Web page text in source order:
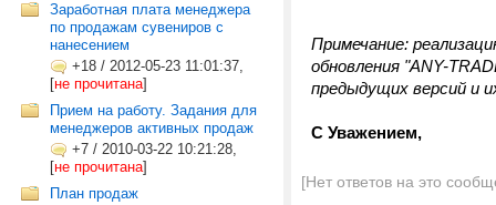
Заработная плата менеджера
по продажам сувениров с
нанесением
+18 / 2012-05-23 11:01:37,
[не прочитана]
Прием на работу. Задания для
менеджеров активных продаж
+7 / 2010-03-22 10:21:28,
[не прочитана]
План продаж
Примечание:
обновления "ANY-
предыдущих версий и
С Уважением,
[Нет ответов на это